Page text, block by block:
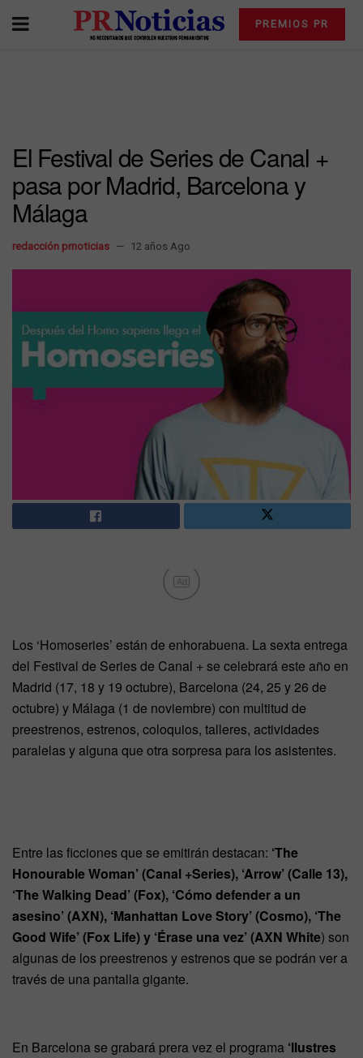
PREMIOS PR
El Festival de Series de Canal +
pasa por Madrid, Barcelona y
Málaga
redacción prnoticias 12 años Ago
Ad
Los ‘Homoseries’ están de enhorabuena. La sexta entrega
del Festival de Series de Canal + se celebrará este año en
Madrid (17, 18 y 19 octubre), Barcelona (24, 25 y 26 de
octubre) y Málaga (1 de noviembre) con multitud de
preestrenos, estrenos, coloquios, talleres, actividades
paralelas y alguna que otra sorpresa para los asistentes.
Entre las ficciones que se emitirán destacan: ‘The
Honourable Woman’ (Canal +Series), ‘Arrow’ (Calle 13),
‘The Walking Dead’ (Fox), ‘Cómo defender a un
asesino’ (AXN), ‘Manhattan Love Story’ (Cosmo), ‘The
Good Wife’ (Fox Life) y ‘Érase una vez’ (AXN White) son
algunas de los preestrenos y estrenos que se podrán ver a
través de una pantalla gigante.
En Barcelona se grabará prera vez el programa ‘Ilustres